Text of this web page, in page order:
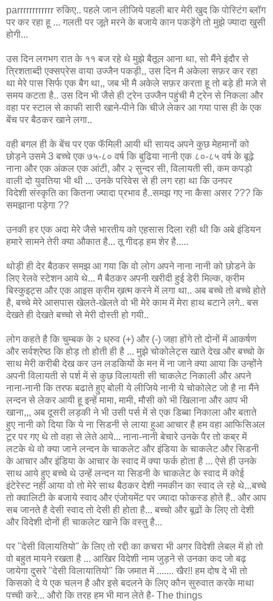
parrrrrrrrrrrr रुकिए.. पहले जान लीजिये पहली बार मेरी खुद कि पोस्टिंग ब्लॉग
पर कर रहा हू ... गलती पर जूते मरने के बजाये कान पकड़ेंगे तो मुझे ज्यादा खुसी
होगी...
उस दिन लगभग रात के ११ बज रहे थे मुझे बैतूल आना था, सो मैंने इंदौर से
त्रिशताब्दी एक्सप्रेस वाया उज्जैन पकड़ी,, उस दिन मै अकेला सफ़र कर रहा
था मेरे पास सिर्फ एक बैग था,, जब भी मै अकेले सफ़र करता हू तो बड़े ही मजे से
समय कटता है.. उस दिन भी जैसे ही ट्रेन उज्जैन पहुंची मै ट्रेन से निकला और
वहा पर स्टाल से काफी सारी खाने-पीने कि चीजे लेकर आ गया पास ही के एक
बेंच पर बैठकर खाने लगा..
वही बगल ही के बेंच पर एक फॅमिली आयी थी सायद अपने कुछ मेहमानों को
छोड़ने उसमे 3 बच्चे एक ७५-८० वर्ष कि बुढिया नानी एक ८०-८५ वर्ष के बूढ़े
नाना और एक अंकल एक आंटी, और २ सुन्दर सी, विलायती सी, कम कपड़ो
वाली दो युवतिया भी थी ... उनके परिवेस से ही लग रहा था कि उनपर
विदेशी संस्कृति का कितना ज्यादा प्रभाव है..समझ गए ना कैसा असर ??? कि
समझाना पड़ेगा ??
उनकी हर एक अदा मेरे जैसे भारतीय को एहसास दिला रही थी कि अबे इंडियन
हमारे सामने तेरी क्या औकात है... तू गीदड़ हम शेर है.....
थोड़ी ही देर बैठकर समझ आ गया कि वो लोग अपने नाना नानी को छोडने के
लिए रेलवे स्टेशन आये थे... मै बैठकर अपनी खरीदी हुई डेरी मिल्क, क्रीम
बिस्कुइट्स और एक आइस क्रीम ख़त्म करने में लगा था.. अब बच्चे तो बच्चे होते
है, बच्चे मेरे आसपास खेलते-खेलते वो भी मेरे काम में मेरा हाथ बटाने लगे.. बस
देखते ही देखते बच्चो से मेरी दोस्ती हो गयी..
लोग कहते है कि चुम्बक के २ ध्रुव (+) और (-) जहा होंगे तो दोनों में आकर्षण
और सर्वश्रेष्ठ कि होड़ तो होती ही है ... मुझे चोकोलेट्स खाते देख और बच्चो के
साथ मेरी करीबी देख कर उन लडकियों के मन में ना जाने क्या आया कि उन्होंने
अपनी विलायती से पर्श में से कुछ विलायती सी चाकलेट निकाली और अपने
नाना-नानी कि तरफ बढाते हुए बोली ये लीजिये नानी ये चोकोलेट जो है ना मैंने
लन्दन से लेकर आयी हू इन्हें मामा, मामी, मौसी को भी खिलाना और आप भी
खाना,,, अब दूसरी लड़की ने भी उसी पर्स में से एक डिब्बा निकाला और बताते
हुए नानी को दिया कि ये ना सिडनी से लाया हुआ आचार है हम वहा आफिसिअल
टूर पर गए थे तो वहा से लेते आये... नाना-नानी बेचारे उनके पैर तो कब्र में
लटके थे वो क्या जाने लन्दन के चाकलेट और इंडिया के चाकलेट और सिडनी
के आचार और इंडिया के आचार के स्वाद में क्या फर्क होता है ... ऐसे ही उनके
साथ आये हुए बच्चे थे उन्हें लन्दन या सिडनी के चाकलेट के स्वाद में कोई
इंटेरेस्ट नहीं आया वो तो मेरे साथ बैठकर देशी नमकीन का स्वाद ले रहे थे...बच्चे
तो क्वालिटी के बजाये स्वाद और एंजोयमेंट पर ज्यादा फोकस्ड होते है.. और आप
सब जानते है देसी स्वाद तो देसी ही होता है... बच्चो और बूढों के लिए तो देशी
और विदेशी दोनों ही चाकलेट खाने कि वस्तु है...
पर "देसी विलायतियो" के लिए तो रद्दी का कचरा भी अगर विदेशी लेबल में हो तो
वो बहुत मायने रखता है ... आखिर विदेशी नाम जुड़ने से उनका कद जो बढ़
जायेगा दुसरे "देसी विलायातियो" कि जमात में ....... खैर!! हम दोष दे भी तो
किसको दे ये एक चलन है और इसे बदलने के लिए कौन सुरुवात करके माथा
पच्ची करे... औरो कि तरह हम भी मान लेते है- The things